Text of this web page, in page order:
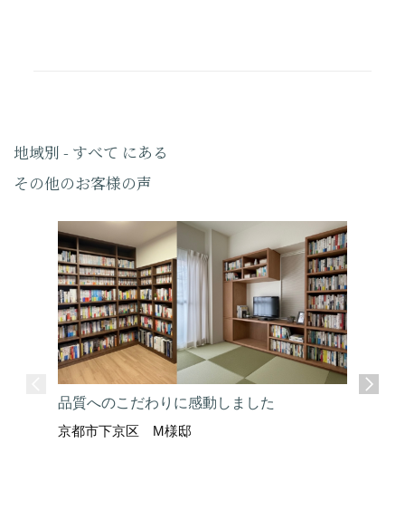
地域別 - すべて にある
その他のお客様の声
品質へのこだわりに感動しました
京都市下京区 M様邸